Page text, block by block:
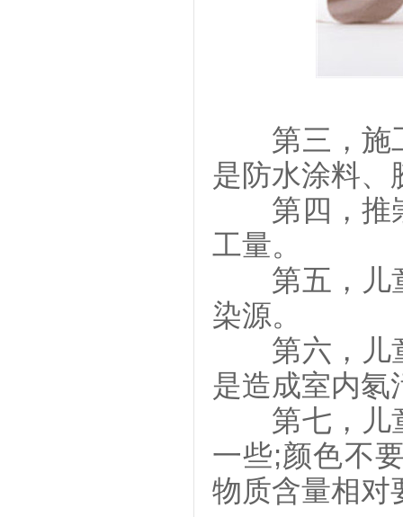
第三，施工
是防水涂料、
第四，推崇
工量。
第五，儿童
染源。
第六，儿童
是造成室内氡
第七，儿童
一些;颜色不
物质含量相对